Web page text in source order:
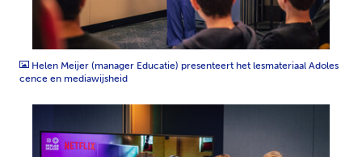
Helen Meijer (manager Educatie) presenteert het lesmateriaal Adoles
cence en mediawijsheid